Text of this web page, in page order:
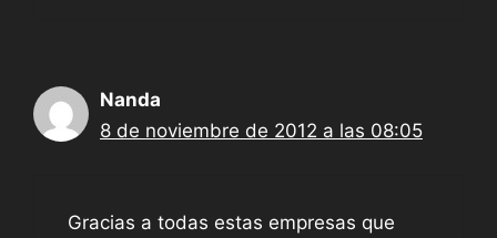
Nanda
8 de noviembre de 2012 a las 08:05
Gracias a todas estas empresas que